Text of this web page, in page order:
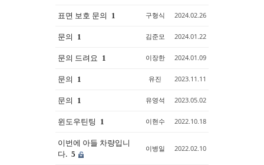
표면 보호 문의 1 구형식 2024.02.26
문의 1 김준모 2024.01.22
문의 드려요 1 이장한 2024.01.09
문의 1 유진 2023.11.11
문의 1 유영석 2023.05.02
윈도우틴팅 1 이현수 2022.10.18
이번에 아들 차량입니
다. 5
이병일 2022.02.10